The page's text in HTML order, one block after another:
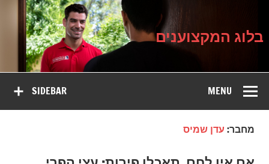
בלוג
המקצוענים
על עיצוב, שיפוץ וטיפוח הבית
בלוג המקצוענים
SIDEBAR MENU
מחבר: עדן שמיס